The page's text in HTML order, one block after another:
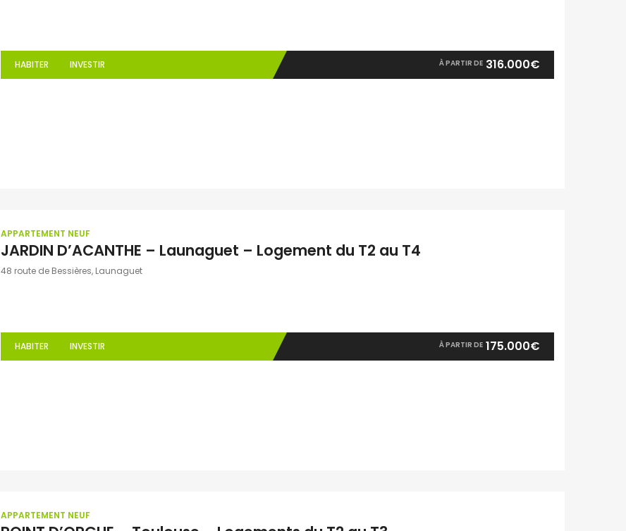
HABITER INVESTIR À PARTIR DE 316.000€
APPARTEMENT NEUF
JARDIN D’ACANTHE – Launaguet – Logement du T2 au T4
48 route de Bessières, Launaguet
HABITER INVESTIR À PARTIR DE 175.000€
APPARTEMENT NEUF